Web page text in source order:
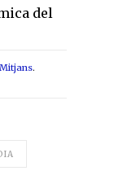
del
Mitjans.